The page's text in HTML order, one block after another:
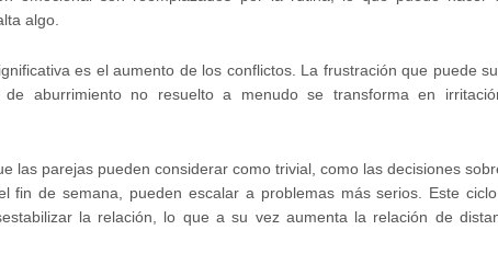
algo.
es el aumento de los conflictos. La frustración que puede
de aburrimiento no resuelto a menudo se transforma en
las parejas pueden considerar como trivial, como las decisiones
fin de semana, pueden escalar a problemas más serios. Este
la relación, lo que a su vez aumenta la relación de